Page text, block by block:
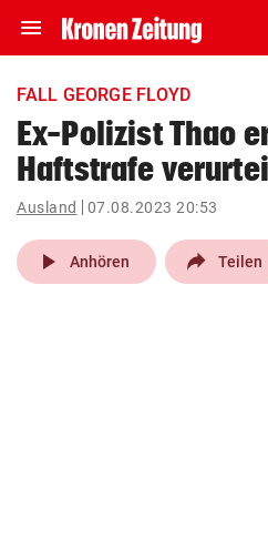
menu Navigation
ein-/ausklappen
account_circle Anmelden
pin_drop
Wien
FALL GEORGE FLOYD
Ex-Polizist Thao
Haftstrafe
Ausland 07.08.2023 20:53
play_arrow Anhören Teilen